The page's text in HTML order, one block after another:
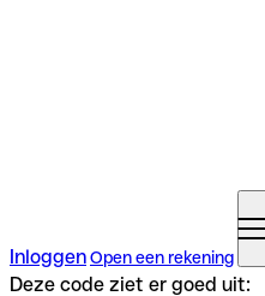
InloggenOpen een rekening
Deze code ziet er goed uit: